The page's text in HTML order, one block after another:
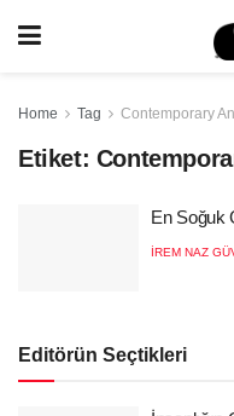
Home Tag Contemporary
Etiket:
En Soğuk
İREM NAZ
Editörün Seçtikleri